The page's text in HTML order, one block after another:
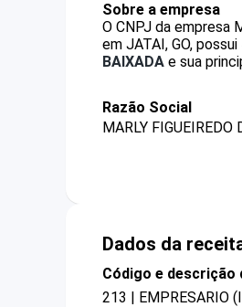
Sobre a empresa
O CNPJ da empresa
em JATAI, GO,
BAIXADA e sua
Razão Social
MARLY FIGUEIREDO
Dados da
Código e descrição
213 | EMPRESARIO